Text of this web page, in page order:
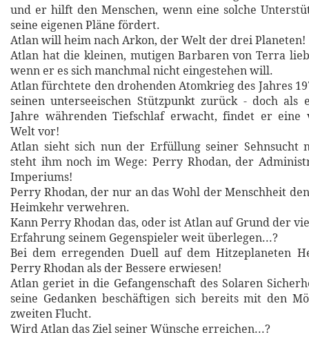
und er hilft den Menschen, wenn eine solche
seine eigenen Pläne fördert.
Atlan will heim nach Arkon, der Welt der drei Planeten!
Atlan hat die kleinen, mutigen Barbaren von Terra
wenn er es sich manchmal nicht eingestehen will.
Atlan fürchtete den drohenden Atomkrieg des Jahres
seinen unterseeischen Stützpunkt zurück - doch als
Jahre währenden Tiefschlaf erwacht, findet er eine
Welt vor!
Atlan sieht sich nun der Erfüllung seiner Sehnsucht
steht ihm noch im Wege: Perry Rhodan, der
Imperiums!
Perry Rhodan, der nur an das Wohl der Menschheit
Heimkehr verwehren.
Kann Perry Rhodan das, oder ist Atlan auf Grund der
Erfahrung seinem Gegenspieler weit überlegen...?
Bei dem erregenden Duell auf dem Hitzeplaneten
Perry Rhodan als der Bessere erwiesen!
Atlan geriet in die Gefangenschaft des Solaren
seine Gedanken beschäftigen sich bereits mit den
zweiten Flucht.
Wird Atlan das Ziel seiner Wünsche erreichen...?